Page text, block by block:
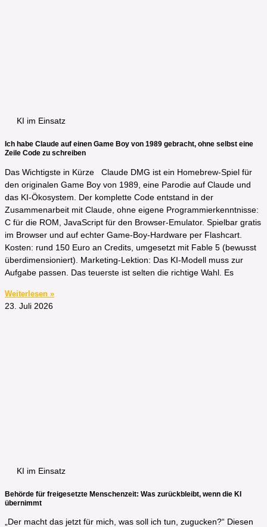
KI im Einsatz
Ich habe Claude auf einen Game Boy von 1989 gebracht, ohne selbst eine
Zeile Code zu schreiben
Das Wichtigste in Kürze​ Claude DMG ist ein Homebrew-Spiel für
den originalen Game Boy von 1989, eine Parodie auf Claude und
das KI-Ökosystem. Der komplette Code entstand in der
Zusammenarbeit mit Claude, ohne eigene Programmierkenntnisse:
C für die ROM, JavaScript für den Browser-Emulator. Spielbar gratis
im Browser und auf echter Game-Boy-Hardware per Flashcart.
Kosten: rund 150 Euro an Credits, umgesetzt mit Fable 5 (bewusst
überdimensioniert). Marketing-Lektion: Das KI-Modell muss zur
Aufgabe passen. Das teuerste ist selten die richtige Wahl. Es
Weiterlesen »
23. Juli 2026
KI im Einsatz
Behörde für freigesetzte Menschenzeit: Was zurückbleibt, wenn die KI
übernimmt
„Der macht das jetzt für mich, was soll ich tun, zugucken?“ Diesen